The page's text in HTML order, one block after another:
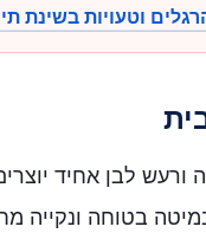
וטעויות בשינת
לבן אחיד
בטוחה ונקייה